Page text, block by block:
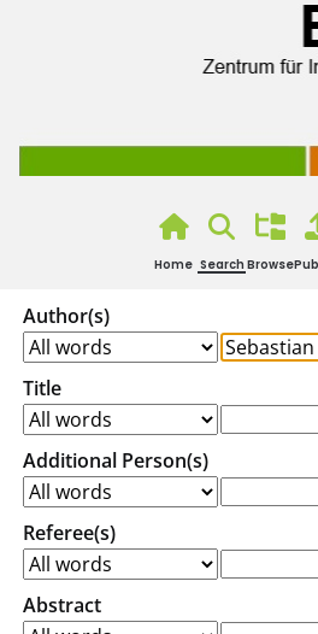
Home Search Browse
Author(s)
Title
Additional Person(s)
Referee(s)
Abstract